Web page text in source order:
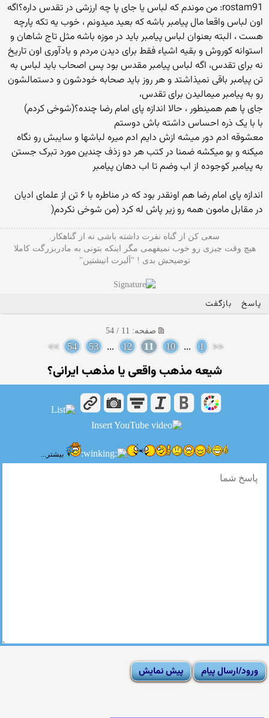
rostam91: من موندم که لباس یا جای پا چه ارزشی در تقدس داره؟اگه
اون لباس واقعا مال پیامبر باشه که بعید میدونم ، خوب یه تکه پارچه
هست ، البته بعنوان لباس پیامبر باید در موزه باشه مثل تاج شاهان و
استوانه کوروش و بقیه اشیاء فقط برای دیدن مردم و یادآوری اون تاریخ
نه برای تقدس، اگه لباس پیامبر مقدس بود پس اصحاب باید لباس به
تن پیامبر باقی نمیذاشتد و هر روز باید صحابه خودشون و دستمالشون
رو به پیامبر میمالیدن برای تقدس،
جای پا هم همینطور ، حالا اندازه پای امام رضا چنده؟(شوخی کردم)
با با یک ذره احساس داشته باش دوستم
معشوقه ادم دور میشه ازش دایم ادم میره لباشها و سایبش رو نگاه
میکنه و بو میکشه ضمنا در کتب هر دو زذف چندین مورد تبرک جستن
به پیامبر کوجوده از اب وضم تا اب دهان پیامبر
اندازه پای امام رضا هم اونقدر بود که در مناطره با ۶ تن از علمای ادیان
در مقابل مامون همه رو زیر پاش له کرد (من شوخی نکردم(
سعی کن از گناه نفرت داشته باشی نه از گناهکار.
هیچ وقت چیزی رو خوب نمیفهمی مگر اینکه بتونی به مادربزرگت کاملا
توضیحش بدی ! "آلبرت انیشتین"
پاسخ بازگفت
صفحه: 11 / 54
<<
1
...
10
11
12
...
53
54
>>
شیعه مذهب واقعی یا مذهب ایرانی؟
بیشتر...